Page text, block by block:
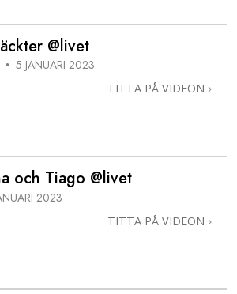
@livet
• 5 JANUARI 2023
TITTA PÅ VIDEON
och Tiago @livet
2023
TITTA PÅ VIDEON